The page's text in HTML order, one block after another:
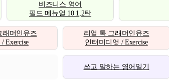
비즈니스 영어
필드 메뉴얼 10 1,2탄
래머인유즈
Exercise
리얼 톡 그래머인유즈
인터미디엇 / Exercise
쓰고 말하는 영어일기